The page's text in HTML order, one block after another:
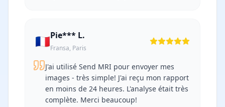
🇫🇷Pie*** L.
Fransa, Paris
J'ai utilisé Send MRI pour envoyer mes
images - très simple! J'ai reçu mon rapport
en moins de 24 heures. L'analyse était très
complète. Merci beaucoup!